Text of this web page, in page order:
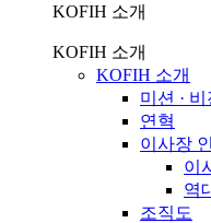
KOFIH 소개
KOFIH 소개
KOFIH 소개
미션 · 비
연혁
이사장
이
역
조직도